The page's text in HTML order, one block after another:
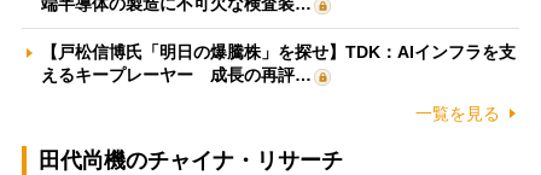
【戸松信博氏「明日の爆騰株」を探せ】TDK：AIインフラを支
えるキープレーヤー 成長の再評…
一覧を見る
田代尚機のチャイナ・リサーチ